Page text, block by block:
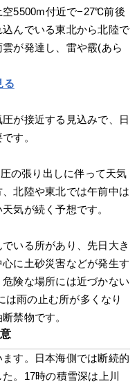
5500m付近で−27℃前後
んでいる東北から北陸で
が発達し、雷や霰(あら
る
が接近する見込みで、日
す。
の張り出しに伴って天気
北陸や東北では午前中は
気が続く予想です。
いる所があり、先日大き
に土砂災害などが発生す
険な場所には近づかない
は雨の止む所が多くなり
禁物です。
す。日本海側では断続的
。17時の積雪深は上川